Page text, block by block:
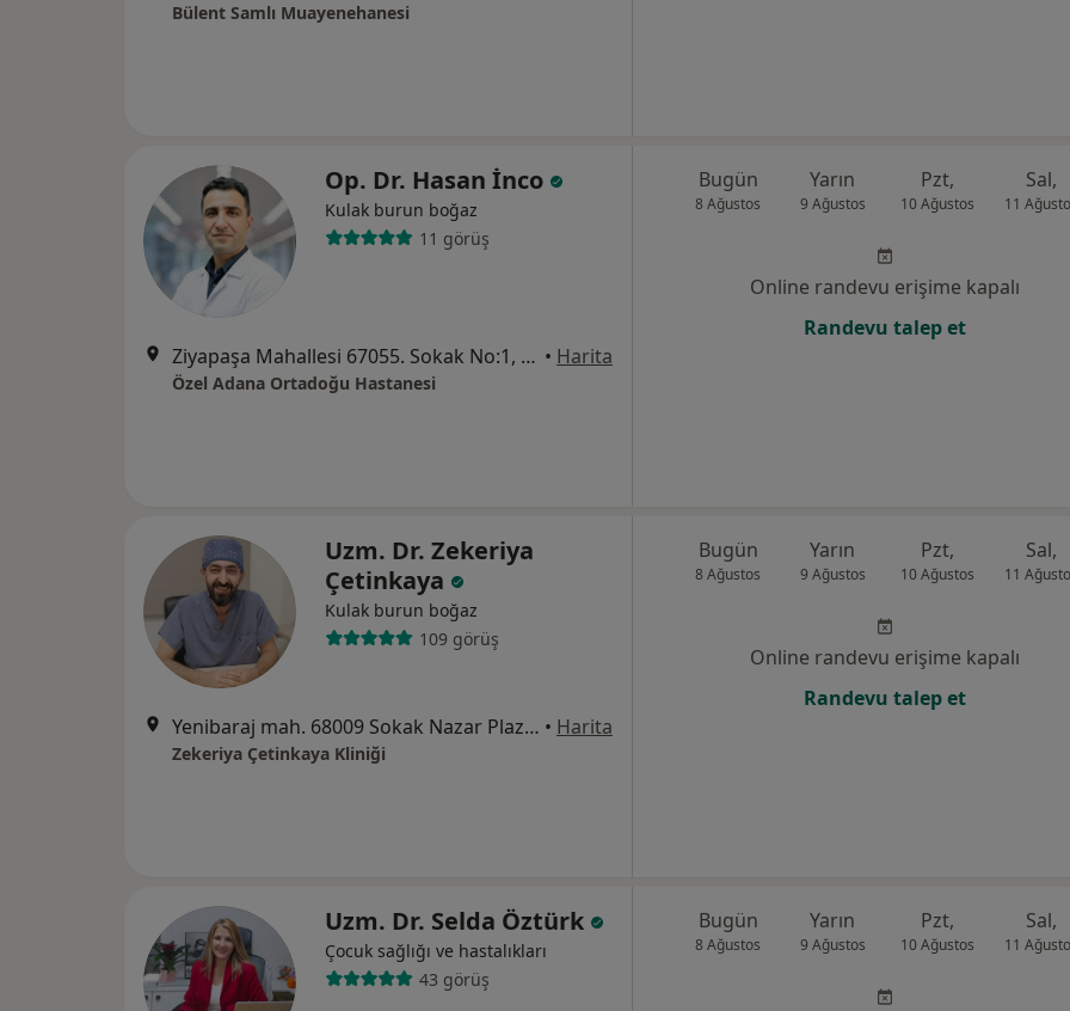
Bülent Samlı Muayenehanesi
Op. Dr. Hasan İnco
Kulak burun boğaz
11 görüş
Ziyapaşa Mahallesi 67055. Sokak No:1, Seyhan • Harita
Özel Adana Ortadoğu Hastanesi
Bugün
8 Ağustos
Yarın
9 Ağustos
Pzt,
10 Ağustos
Sal,
11
Online randevu erişime kapalı
Randevu talep et
Uzm. Dr. Zekeriya
Çetinkaya
Kulak burun boğaz
109 görüş
Yenibaraj mah. 68009 Sokak Nazar Plaza K:7 No:26 Seyhan/Adana, Adana • Harita
Zekeriya Çetinkaya Kliniği
Bugün
8 Ağustos
Yarın
9 Ağustos
Pzt,
10 Ağustos
Sal,
11
Online randevu erişime kapalı
Randevu talep et
Uzm. Dr. Selda Öztürk
Çocuk sağlığı ve hastalıkları
43 görüş
Bugün
8 Ağustos
Yarın
9 Ağustos
Pzt,
10 Ağustos
Sal,
11